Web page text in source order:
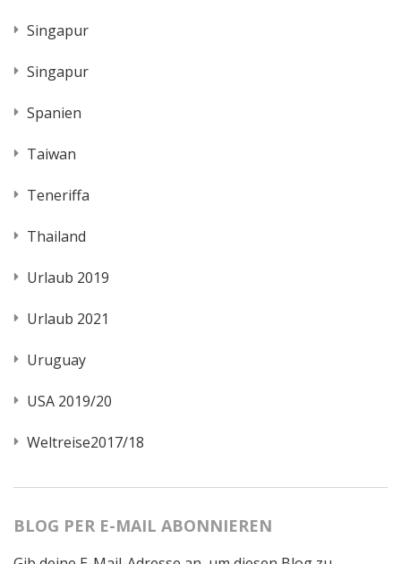
Singapur
Singapur
Spanien
Taiwan
Teneriffa
Thailand
Urlaub 2019
Urlaub 2021
Uruguay
USA 2019/20
Weltreise2017/18
BLOG PER E-MAIL ABONNIEREN